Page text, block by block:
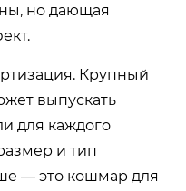
но дающая
Крупный
выпускать
для каждого
и тип
— это кошмар для